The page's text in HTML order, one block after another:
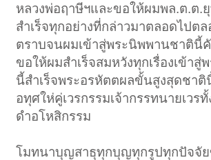
หลวงพ่อฤาษีฯและขอให้ผมพล.ต.ต.
สำเร็จทุกอย่างที่กล่าวมาตลอดไปต
ตราบจนผมเข้าสู่พระนิพพานชาตินี้
ขอให้ผมสำเร็จสมหวังทุกเรื่องเข้า
นี้สำเร็จพระอรหัตตผลขั้นสูงสุดชาติ
อทุศให่คู่เวรกรรมเจ้ากรรทนายเวร
ดำอโหสิกรรม
โมทนาบุญสาธุทุกบุญทุกรูปทุกปัจจัย